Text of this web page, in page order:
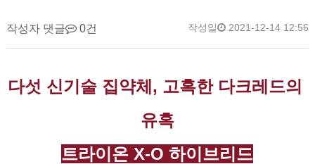
작성자배
드
턴
코
댓글 0건 작성일 2021-12-14 12:56
본
문
다섯 신기술 집약체, 고혹한 다크레드의
유혹
트라이온 X-O 하이브리드